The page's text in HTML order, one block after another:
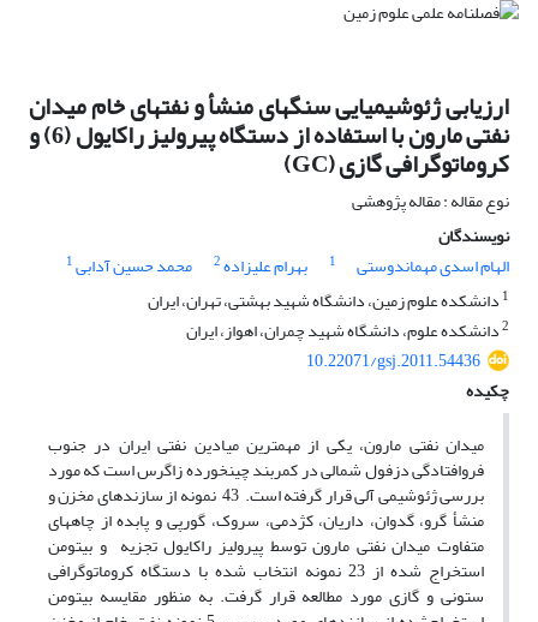
ارزیابی ژئوشیمیایی سنگ‎های منشأ و نفت‎های خام میدان
نفتی مارون با استفاده از دستگاه پیرولیز راک‎ایول (6) و
کروماتوگرافی گازی (GC)
نوع مقاله : مقاله پژوهشی
نویسندگان
الهام اسدی مهماندوستی
1 بهرام علیزاده2 محمد حسین آدابی1
1 دانشکده علوم زمین، دانشگاه شهید بهشتی، تهران، ایران
2دانشکده علوم، دانشگاه شهید چمران، اهواز، ایران
10.22071/gsj.2011.54436
چکیده
میدان نفتی مارون، یکی از مهم‎ترین میادین نفتی ایران در جنوب
فروافتادگی دزفول شمالی در کمربند چین‎خورده زاگرس است که مورد
بررسی ژئوشیمی آلی قرار گرفته است. 43 نمونه از سازندهای مخزن و
منشأ گرو، گدوان، داریان، کژدمی، سروک، گورپی و پابده از چاه‎های
متفاوت میدان نفتی مارون توسط پیرولیز راک‎ایول تجزیه و بیتومن
استخراج ‎شده از 23 نمونه انتخاب شده با دستگاه کروماتوگرافی
ستونی و گازی مورد مطالعه قرار گرفت. به منظور مقایسه بیتومن